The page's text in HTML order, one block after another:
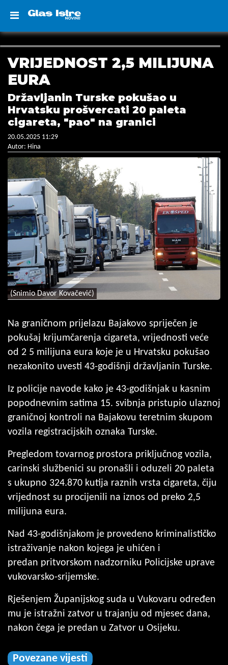
VRIJEDNOST 2,5 MILIJUNA
EURA
Državljanin Turske pokušao u
Hrvatsku prošvercati 20 paleta
cigareta, "pao" na granici
20.05.2025 11:29
Autor: Hina
(Snimio Davor Kovačević)
Na graničnom prijelazu Bajakovo spriječen je
pokušaj krijumčarenja cigareta, vrijednosti veće
od 2 5 milijuna eura koje je u Hrvatsku pokušao
nezakonito uvesti 43-godišnji državljanin Turske.
Iz policije navode kako je 43-godišnjak u kasnim
popodnevnim satima 15. svibnja pristupio ulaznoj
graničnoj kontroli na Bajakovu teretnim skupom
vozila registracijskih oznaka Turske.
Pregledom tovarnog prostora priključnog vozila,
carinski službenici su pronašli i oduzeli 20 paleta
s ukupno 324.870 kutija raznih vrsta cigareta, čiju
vrijednost su procijenili na iznos od preko 2,5
milijuna eura.
Nad 43-godišnjakom je provedeno kriminalističko
istraživanje nakon kojega je uhićen i
predan pritvorskom nadzorniku Policijske uprave
vukovarsko-srijemske.
Rješenjem Županijskog suda u Vukovaru određen
mu je istražni zatvor u trajanju od mjesec dana,
nakon čega je predan u Zatvor u Osijeku.
Povezane vijesti